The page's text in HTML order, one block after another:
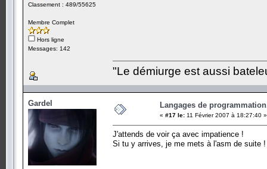
Classement : 489/55625
Membre Complet
Hors ligne
Messages: 142
"Le démiurge est aussi
Gardel Langages de
« #17 le: 11 Février 2007 à 18:27:40 »
J'attends de voir ça avec impatience !
Si tu y arrives, je me mets à l'asm de suite !